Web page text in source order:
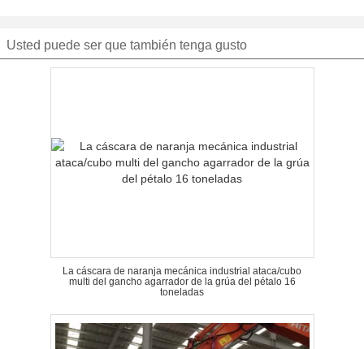
Usted puede ser que también tenga gusto
La cáscara de naranja mecánica industrial ataca/cubo
multi del gancho agarrador de la grúa del pétalo 16
toneladas